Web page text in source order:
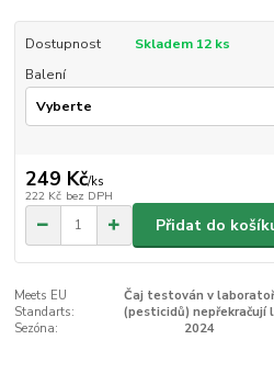
Dostupnost
Skladem 12 ks
Balení
249 Kč/ks
222 Kč bez DPH
Přidat do
Meets EU
Standarts:
Čaj testován v
(pesticidů) nepřekračují
Sezóna:
2024